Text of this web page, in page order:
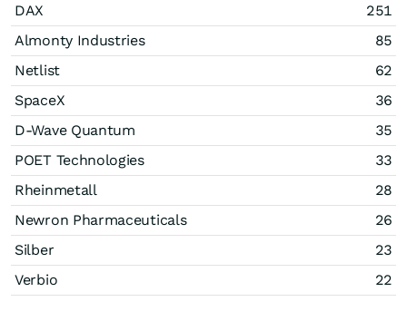
DAX
251
Almonty Industries
85
Netlist
62
SpaceX
36
D-Wave Quantum
35
POET Technologies
33
Rheinmetall
28
Newron Pharmaceuticals
26
Silber
23
Verbio
22